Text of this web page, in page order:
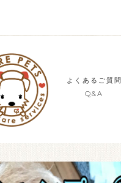
よくあるご質問
Q&A